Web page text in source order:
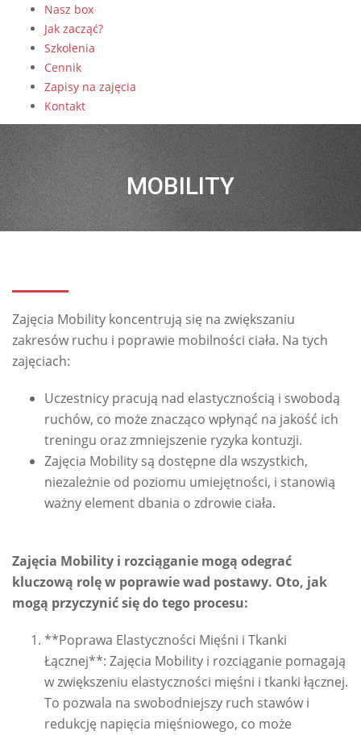
Nasz box
Jak zacząć?
Szkolenia
Cennik
Zapisy na zajęcia
Kontakt
MOBILITY
Zajęcia Mobility koncentrują się na zwiększaniu
zakresów ruchu i poprawie mobilności ciała. Na tych
zajęciach:
Uczestnicy pracują nad elastycznością i swobodą
ruchów, co może znacząco wpłynąć na jakość ich
treningu oraz zmniejszenie ryzyka kontuzji.
Zajęcia Mobility są dostępne dla wszystkich,
niezależnie od poziomu umiejętności, i stanowią
ważny element dbania o zdrowie ciała.
Zajęcia Mobility i rozciąganie mogą odegrać
kluczową rolę w poprawie wad postawy. Oto, jak
mogą przyczynić się do tego procesu:
**Poprawa Elastyczności Mięśni i Tkanki
Łącznej**: Zajęcia Mobility i rozciąganie pomagają
w zwiększeniu elastyczności mięśni i tkanki łącznej.
To pozwala na swobodniejszy ruch stawów i
redukcję napięcia mięśniowego, co może